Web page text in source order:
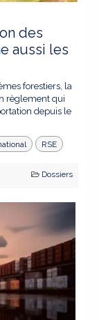
des
aussi les
forestiers, la
règlement qui
depuis le
RSE
Dossiers